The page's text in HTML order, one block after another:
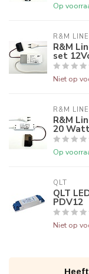
Op
R&M LINE
R&M
set
Niet op
R&M LINE
R&M
20
Op
QLT
QLT
PDV12
Niet op